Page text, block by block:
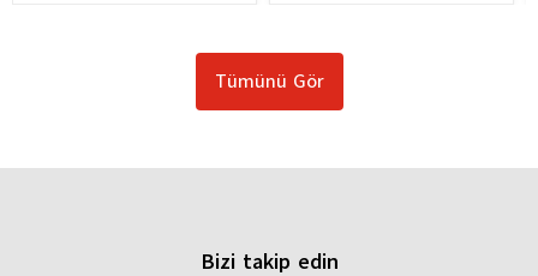
Tümünü Gör
Bizi takip edin